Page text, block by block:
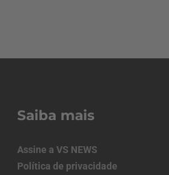
Saiba mais
Assine a VS NEWS
Política de privacidade